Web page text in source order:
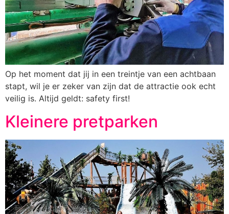
Op het moment dat jij in een treintje van een achtbaan
stapt, wil je er zeker van zijn dat de attractie ook echt
veilig is. Altijd geldt: safety first!
Kleinere pretparken